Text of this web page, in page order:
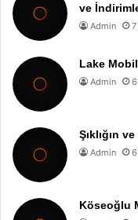
ve
Admin
Lake
Admin
Şıklığın
Admin
Köseoğlu